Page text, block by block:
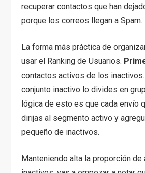
recuperar contactos que han
porque los correos llegan a Spam.
La forma más práctica de
usar el Ranking de Usuarios.
contactos activos de los inactivos.
conjunto inactivo lo divides en
lógica de esto es que cada envío
dirijas al segmento activo y
pequeño de inactivos.
Manteniendo alta la proporción